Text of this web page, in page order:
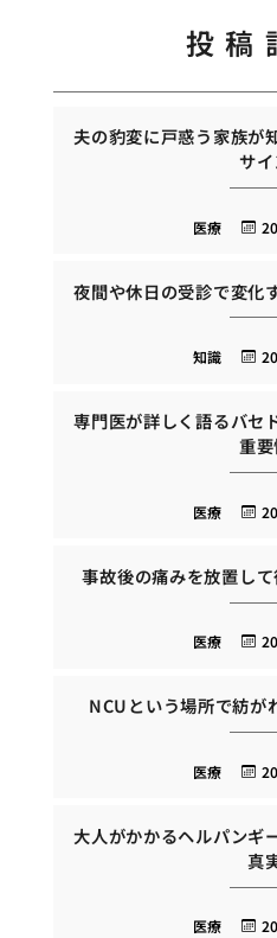
投稿
夫の豹変に戸惑う家族が
サ
医療
夜間や休日の受診で変化
知識
専門医が詳しく語るバセ
重
医療
事故後の痛みを放置し
医療
NCUという場所で紡が
医療
大人がかかるヘルパンギ
真
医療